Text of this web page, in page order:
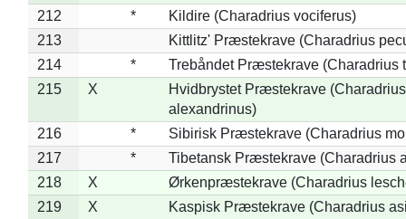
212
*
Kildire (Charadrius vociferus)
213
Kittlitz' Præstekrave (Charadrius
214
*
Trebåndet Præstekrave (Charadrius
215
X
Hvidbrystet Præstekrave (Charadrius
alexandrinus)
216
*
Sibirisk Præstekrave (Charadrius
217
*
Tibetansk Præstekrave (Charadrius
218
X
Ørkenpræstekrave (Charadrius
219
X
Kaspisk Præstekrave (Charadrius